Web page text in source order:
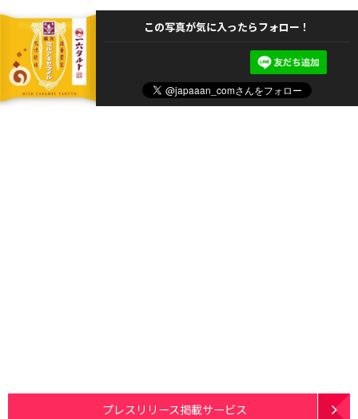
この写真が気に入ったらフォロー！
プレスリリース掲載サービス